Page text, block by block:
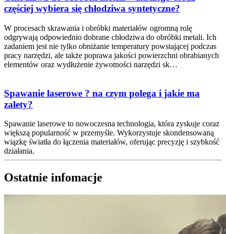
częściej wybiera się chłodziwa syntetyczne?
W procesach skrawania i obróbki materiałów ogromną rolę
odgrywają odpowiednio dobrane chłodziwa do obróbki metali. Ich
zadaniem jest nie tylko obniżanie temperatury powstającej podczas
pracy narzędzi, ale także poprawa jakości powierzchni obrabianych
elementów oraz wydłużenie żywotności narzędzi sk…
Spawanie laserowe ? na czym polega i jakie ma
zalety?
Spawanie laserowe to nowoczesna technologia, która zyskuje coraz
większą popularność w przemyśle. Wykorzystuje skondensowaną
wiązkę światła do łączenia materiałów, oferując precyzję i szybkość
działania.
Ostatnie infomacje